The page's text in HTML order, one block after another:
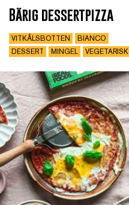
Bärig dessertpizza
VITKÅLSBOTTEN
BIANCO
DESSERT
MINGEL VEGETARISK